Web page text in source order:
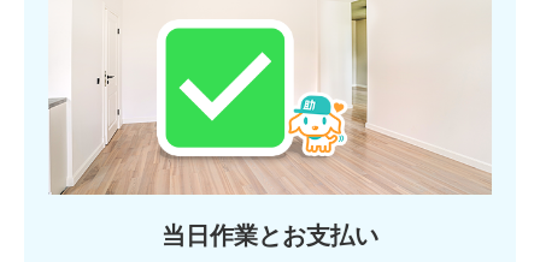
当日作業とお支払い